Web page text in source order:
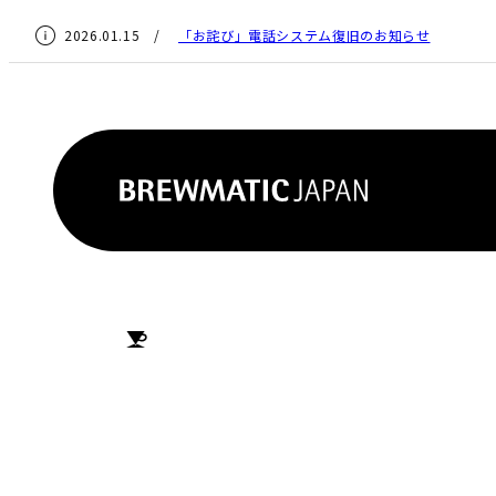
2026.01.15 / 「お詫び」電話システム復旧のお知らせ